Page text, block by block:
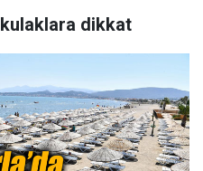
kulaklara dikkat